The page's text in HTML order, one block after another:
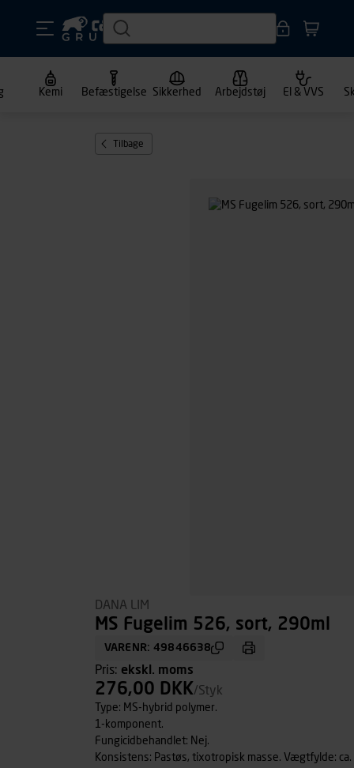
Kemi Befæstigelse Sikkerhed Arbejdstøj El & VVS
Tilbage
DANA LIM
MS Fugelim 526, sort, 290ml
VARENR: 49846638
Pris: ekskl. moms
276,00 DKK/Styk
Type: MS-hybrid polymer.
1-komponent.
Fungicidbehandlet: Nej.
Konsistens: Pastøs, tixotropisk masse. Vægtfylde: